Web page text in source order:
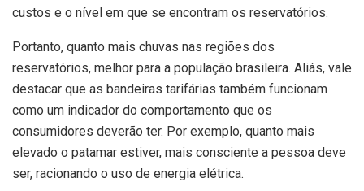
custos e o nível em que se encontram os reservatórios.
Portanto, quanto mais chuvas nas regiões dos
reservatórios, melhor para a população brasileira. Aliás, vale
destacar que as bandeiras tarifárias também funcionam
como um indicador do comportamento que os
consumidores deverão ter. Por exemplo, quanto mais
elevado o patamar estiver, mais consciente a pessoa deve
ser, racionando o uso de energia elétrica.